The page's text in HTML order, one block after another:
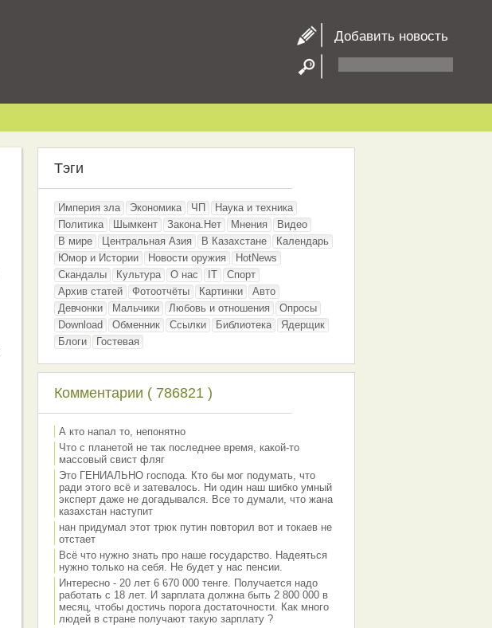
Добавить новость
Тэги
Империя зла Экономика ЧП
Наука и техника
Политика
Шымкент Закона.Нет Мнения
Видео
В мире
Центральная Азия В Казахстане
Календарь
Юмор и Истории
Новости оружия
HotNews
Скандалы
Культура О нас IT
Спорт
Архив статей
Фотоотчёты Картинки
Авто
Девчонки
Мальчики Любовь и отношения
Опросы
Download
Обменник Ссылки Библиотека
Ядерщик
Блоги
Гостевая
Комментарии ( 786821 )
А кто напал то, непонятно
Что с планетой не так последнее время, какой-то
массовый свист фляг
Это ГЕНИАЛЬНО господа. Кто бы мог подумать, что
ради этого всё и затевалось. Ни один наш шибко умный
эксперт даже не догадывался. Все то думали, что жана
казахстан наступит
нан придумал этот трюк путин повторил вот и токаев не
отстает
Всё что нужно знать про наше государство. Надеяться
нужно только на себя. Не будет у нас пенсии.
Интересно - 20 лет 6 670 000 тенге. Получается надо
работать с 18 лет. И зарплата должна быть 2 800 000 в
месяц, чтобы достичь порога достаточности. Как много
людей в стране получают такую зарплату ?